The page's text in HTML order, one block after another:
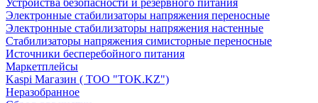
Устройства безопасности и резервного питания
Электронные стабилизаторы напряжения переносные
Электронные стабилизаторы напряжения настенные
Стабилизаторы напряжения симисторные переносные
Источники бесперебойного питания
Маркетплейсы
Kaspi Магазин ( ТОО "TOK.KZ")
Неразобранное